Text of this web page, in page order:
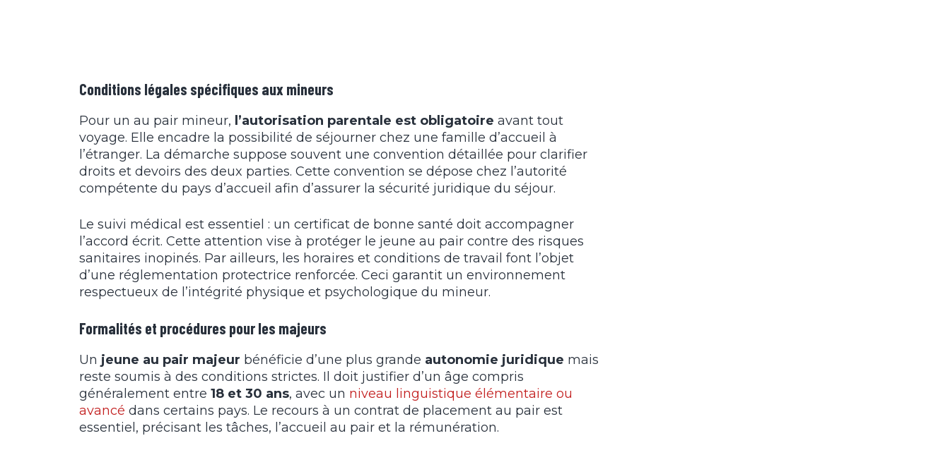
Conditions légales spécifiques aux mineurs
Pour un au pair mineur, l’autorisation parentale est obligatoire avant tout
voyage. Elle encadre la possibilité de séjourner chez une famille d’accueil à
l’étranger. La démarche suppose souvent une convention détaillée pour clarifier
droits et devoirs des deux parties. Cette convention se dépose chez l’autorité
compétente du pays d’accueil afin d’assurer la sécurité juridique du séjour.
Le suivi médical est essentiel : un certificat de bonne santé doit accompagner
l’accord écrit. Cette attention vise à protéger le jeune au pair contre des risques
sanitaires inopinés. Par ailleurs, les horaires et conditions de travail font l’objet
d’une réglementation protectrice renforcée. Ceci garantit un environnement
respectueux de l’intégrité physique et psychologique du mineur.
Formalités et procédures pour les majeurs
Un jeune au pair majeur bénéficie d’une plus grande autonomie juridique mais
reste soumis à des conditions strictes. Il doit justifier d’un âge compris
généralement entre 18 et 30 ans, avec un niveau linguistique élémentaire ou
avancé dans certains pays. Le recours à un contrat de placement au pair est
essentiel, précisant les tâches, l’accueil au pair et la rémunération.